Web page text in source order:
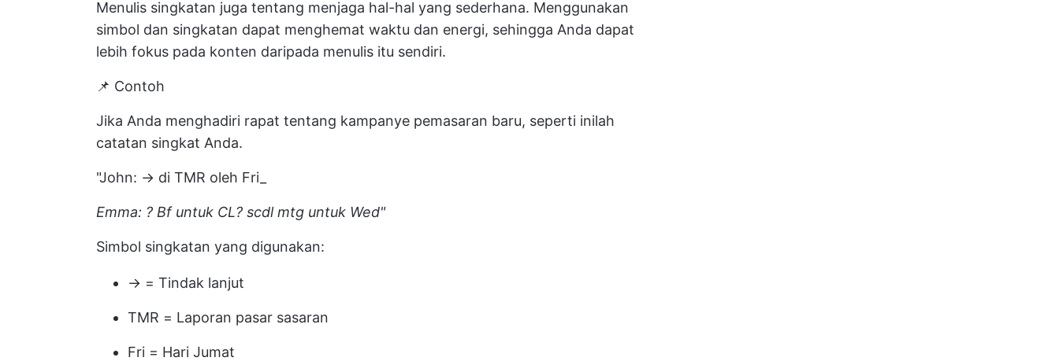
Menulis singkatan juga tentang menjaga hal-hal yang sederhana. Menggunakan
simbol dan singkatan dapat menghemat waktu dan energi, sehingga Anda dapat
lebih fokus pada konten daripada menulis itu sendiri.
📌 Contoh
Jika Anda menghadiri rapat tentang kampanye pemasaran baru, seperti inilah
catatan singkat Anda.
"John: → di TMR oleh Fri_
Emma: ? Bf untuk CL? scdl mtg untuk Wed"
Simbol singkatan yang digunakan:
→ = Tindak lanjut
TMR = Laporan pasar sasaran
Fri = Hari Jumat